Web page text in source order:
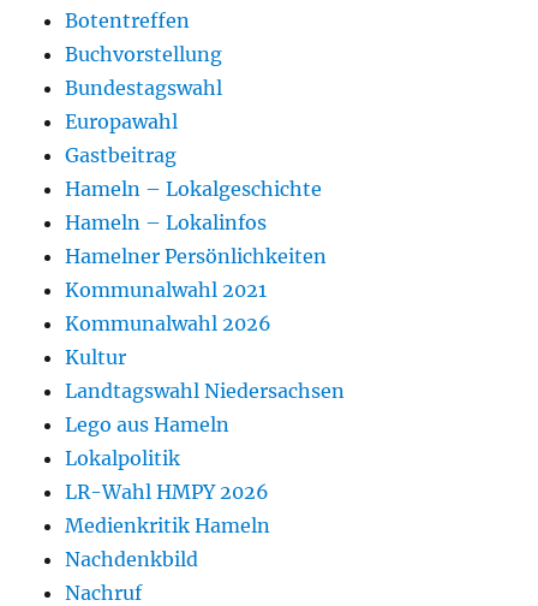
Botentreffen
Buchvorstellung
Bundestagswahl
Europawahl
Gastbeitrag
Hameln – Lokalgeschichte
Hameln – Lokalinfos
Hamelner Persönlichkeiten
Kommunalwahl 2021
Kommunalwahl 2026
Kultur
Landtagswahl Niedersachsen
Lego aus Hameln
Lokalpolitik
LR-Wahl HMPY 2026
Medienkritik Hameln
Nachdenkbild
Nachruf